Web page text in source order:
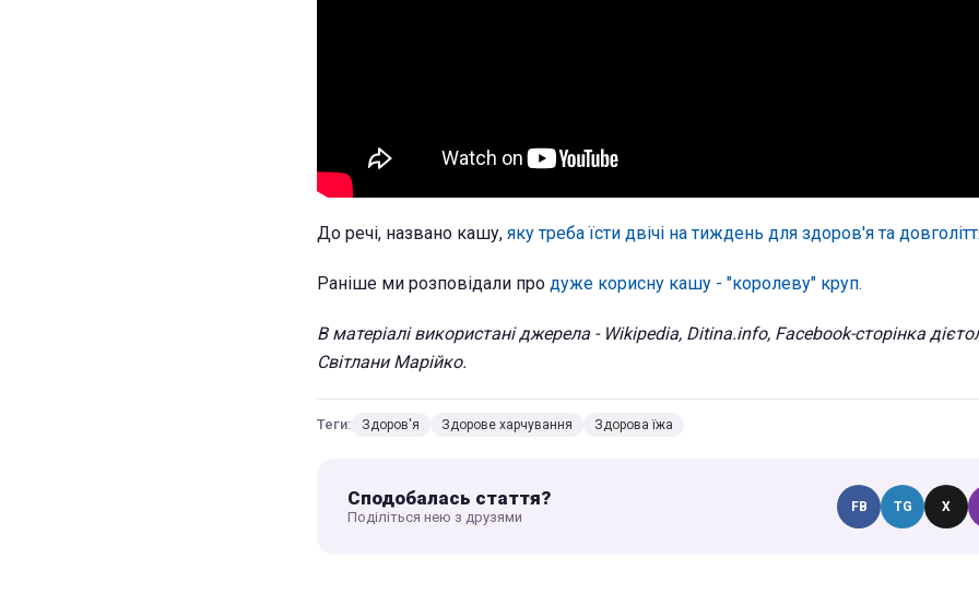
До речі, названо кашу, яку треба їсти двічі на тиждень для здоров'я та
Раніше ми розповідали про дуже корисну кашу - "королеву" круп.
В матеріалі використані джерела - Wikipedia, Ditina.info, Facebook-сторінка
Світлани Марійко.
Теги: Здоров'я Здорове харчування Здорова їжа
Сподобалась стаття?
Поділіться нею з друзями
FB TG X